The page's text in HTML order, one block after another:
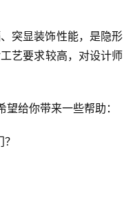
突显装饰性能，是隐形
艺要求较高，对设计师
给你带来一些帮助：